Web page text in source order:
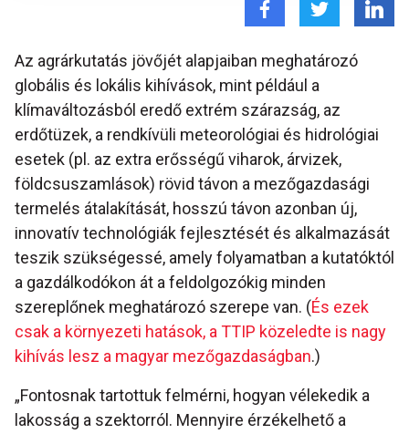
Az agrárkutatás jövőjét alapjaiban meghatározó
globális és lokális kihívások, mint például a
klímaváltozásból eredő extrém szárazság, az
erdőtüzek, a rendkívüli meteorológiai és hidrológiai
esetek (pl. az extra erősségű viharok, árvizek,
földcsuszamlások) rövid távon a mezőgazdasági
termelés átalakítását, hosszú távon azonban új,
innovatív technológiák fejlesztését és alkalmazását
teszik szükségessé, amely folyamatban a kutatóktól
a gazdálkodókon át a feldolgozókig minden
szereplőnek meghatározó szerepe van. (És ezek
csak a környezeti hatások, a TTIP közeledte is nagy
kihívás lesz a magyar mezőgazdaságban.)
„Fontosnak tartottuk felmérni, hogyan vélekedik a
lakosság a szektorról. Mennyire érzékelhető a